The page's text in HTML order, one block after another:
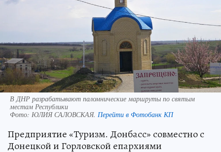
В ДНР разрабатывают паломнические маршруты по святым
местам Республики
Фото: ЮЛИЯ САЛОВСКАЯ. Перейти в Фотобанк КП
Предприятие «Туризм. Донбасс» совместно с
Донецкой и Горловской епархиями